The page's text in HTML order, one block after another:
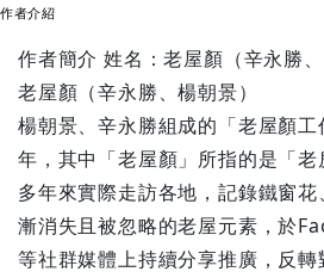
作者介紹
作者簡介 姓名：老屋顏（辛永勝、
老屋顏（辛永勝、楊朝景）
楊朝景、辛永勝組成的「老屋顏
年，其中「老屋顏」所指的是「
多年來實際走訪各地，記錄鐵窗
漸消失且被忽略的老屋元素，於
等社群媒體上持續分享推廣，反